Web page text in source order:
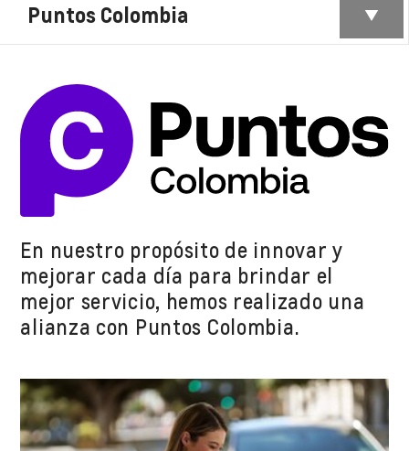
Puntos Colombia
En nuestro propósito de innovar y
mejorar cada día para brindar el
mejor servicio, hemos realizado una
alianza con Puntos Colombia.